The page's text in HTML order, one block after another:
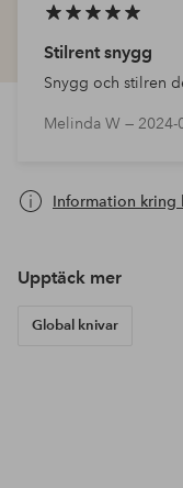
Stilrent snygg
Snygg och stilren
Melinda W — 2024-
Information kring
Upptäck mer
Global knivar